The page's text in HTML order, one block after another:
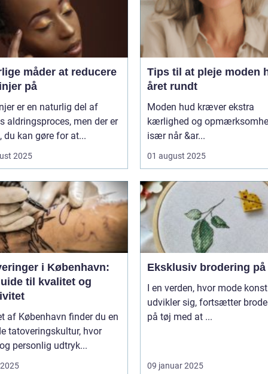
måder at reducere
på
er en naturlig del af
aldringsproces, men der er
du kan gøre for at...
2025
Tips til at pleje moden
året rundt
Moden hud kræver ekstra
kærlighed og
især når &ar...
01 august 2025
i København:
til kvalitet og
af København finder du en
tatoveringskultur, hvor
personlig udtryk...
Eksklusiv brodering
I en verden, hvor mode
udvikler sig, fortsætter
på tøj med at ...
09 januar 2025